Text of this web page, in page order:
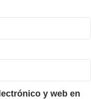
y web en